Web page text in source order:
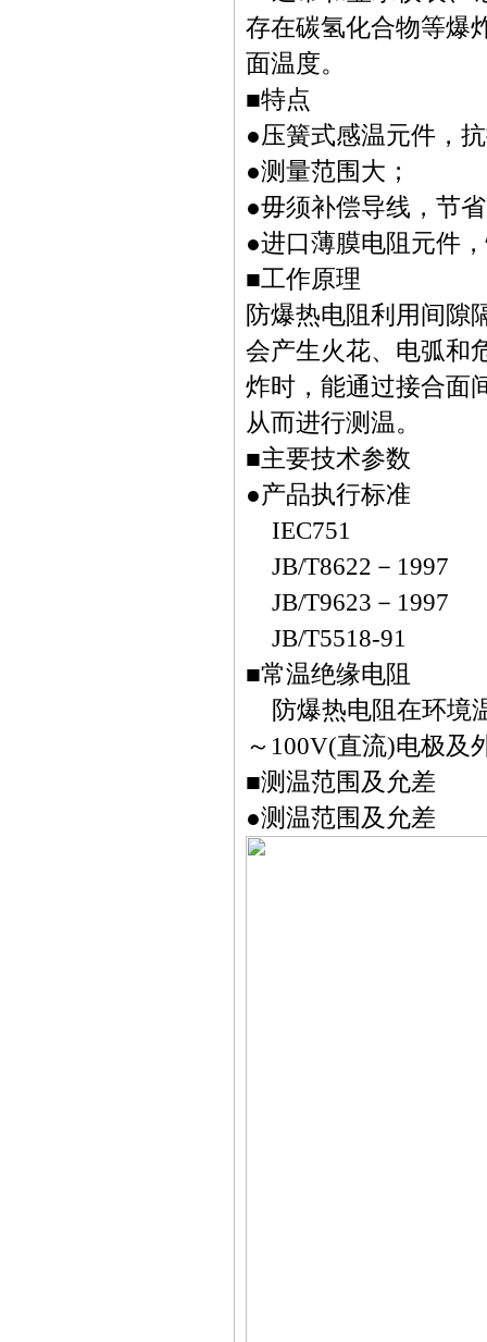
存在碳氢化合物等爆
面温度。
■特点
●压簧式感温元件，
●测量范围大；
●毋须补偿导线，节
●进口薄膜电阻元件
■工作原理
防爆热电阻利用间隙
会产生火花、电弧和
炸时，能通过接合面
从而进行测温。
■主要技术参数
●产品执行标准
IEC751
JB/T8622 － 1997
JB/T9623 － 1997
JB/T5518-91
■常温绝缘电阻
防爆热电阻在环境
～ 100V(直流)电极及
■测温范围及允差
●测温范围及允差